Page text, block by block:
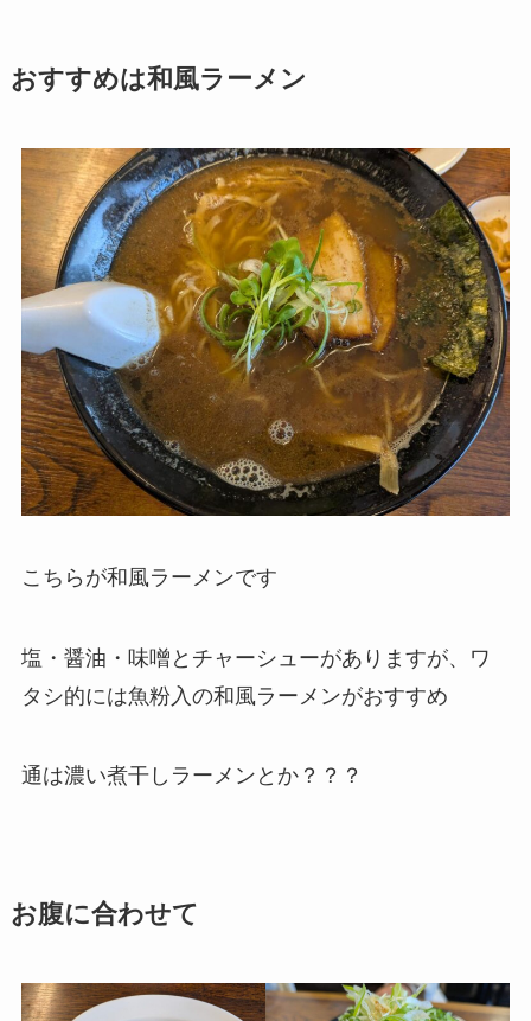
おすすめは和風ラーメン
こちらが和風ラーメンです
塩・醤油・味噌とチャーシューがありますが、ワ
タシ的には魚粉入の和風ラーメンがおすすめ
通は濃い煮干しラーメンとか？？？
お腹に合わせて